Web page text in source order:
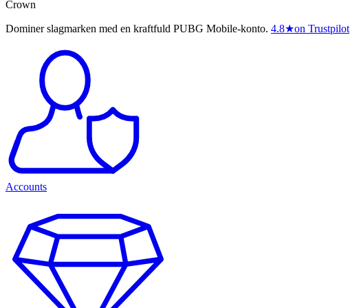
Crown
Dominer slagmarken med en kraftfuld PUBG Mobile-konto. 4.8★on Trustpilot
Accounts